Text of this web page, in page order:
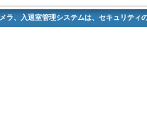
ラ、入退室管理システムは、セキュリティ